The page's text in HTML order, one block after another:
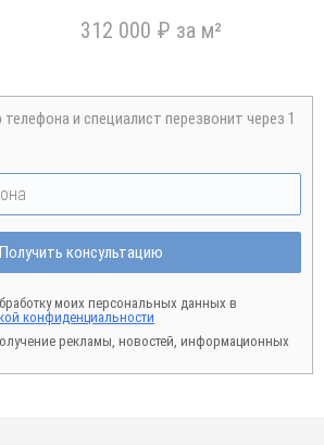
312 000 ₽ за м²
и специалист перезвонит через 1
Получить консультацию
моих персональных данных в
конфиденциальности
рекламы, новостей, информационных